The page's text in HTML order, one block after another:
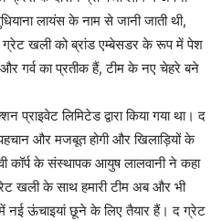
लायंस के नाम से जानी जाती थी,
खली को ब्रांड एम्बेसडर के रूप में पेश
गर्व का प्रतीक हैं, टीम के नए चेहरे बने
प्राइवेट लिमिटेड द्वारा किया गया था। द
और मजबूत होगी और खिलाड़ियों के
कॉर्प के संस्थापक आयुष लालवानी ने कहा
खली के साथ हमारी टीम अब और भी
नई ऊंचाइयां छूने के लिए तैयार हैं। द ग्रेट